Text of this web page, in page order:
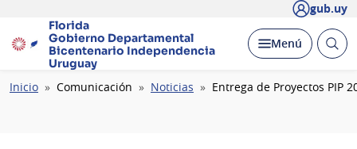
gub.uy
Florida
Gobierno Departamental
Bicentenario Independencia
Uruguay
Desplegar
Menú Abrir
Ruta
Inicio Comunicación Noticias Entrega de Proyectos PIP